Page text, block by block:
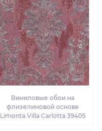
Виниловые обои на
флизелиновой основе
Limonta Villa Carlotta 39405